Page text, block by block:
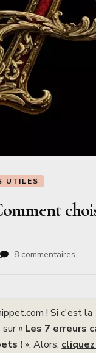
UTILES
8 commentaires
le
! Si c'est
« Les 7 erreurs
! ». Alors, c